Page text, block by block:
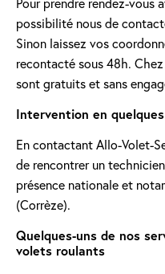
possibilité nous de
Sinon laissez vos
recontacté sous 48h.
sont gratuits et sans
Intervention en
En contactant Allo-Volet-
de rencontrer un
présence nationale et
(Corrèze).
Quelques-uns de nos
volets roulants